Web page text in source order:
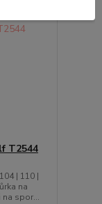
T2544
| 110 |
na
spor...